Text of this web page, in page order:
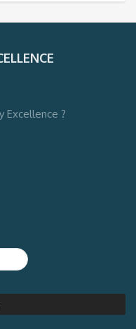
Excellence ?